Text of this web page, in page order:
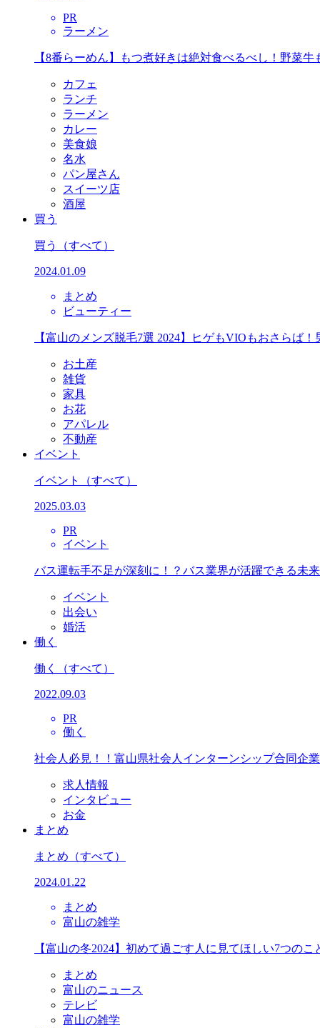
PR
ラーメン
【8番らーめん】もつ煮好きは絶対食べるべし！野菜
カフェ
ランチ
ラーメン
カレー
美食娘
名水
パン屋さん
スイーツ店
酒屋
買う
買う （すべて）
2024.01.09
まとめ
ビューティー
【富山のメンズ脱毛7選 2024】ヒゲもVIOもおさらば
お土産
雑貨
家具
お花
アパレル
不動産
イベント
イベント （すべて）
2025.03.03
PR
イベント
バス運転手不足が深刻に！？バス業界が活躍できる未
イベント
出会い
婚活
働く
働く （すべて）
2022.09.03
PR
働く
社会人必見！！富山県社会人インターンシップ合同企
求人情報
インタビュー
お金
まとめ
まとめ （すべて）
2024.01.22
まとめ
富山の雑学
【富山の冬2024】初めて過ごす人に見てほしい7つのこ
まとめ
富山のニュース
テレビ
富山の雑学